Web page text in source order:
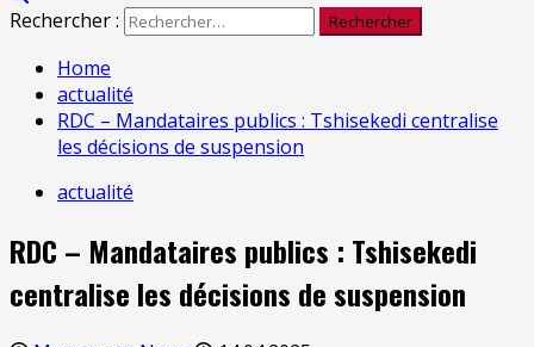
Rechercher :
Home
actualité
RDC – Mandataires publics : Tshisekedi centralise
les décisions de suspension
actualité
RDC – Mandataires publics : Tshisekedi
centralise les décisions de suspension